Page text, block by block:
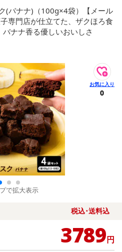
(バナナ)（100g×4袋）【メール
専門店が仕立てた、ザクほろ食
ナナ香る優しいおいしさ
で拡大表示
0
税込･送料込
3789円